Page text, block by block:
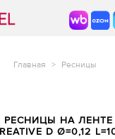
Главная > Ресницы
НА ЛЕНТЕ
D Ø=0,12